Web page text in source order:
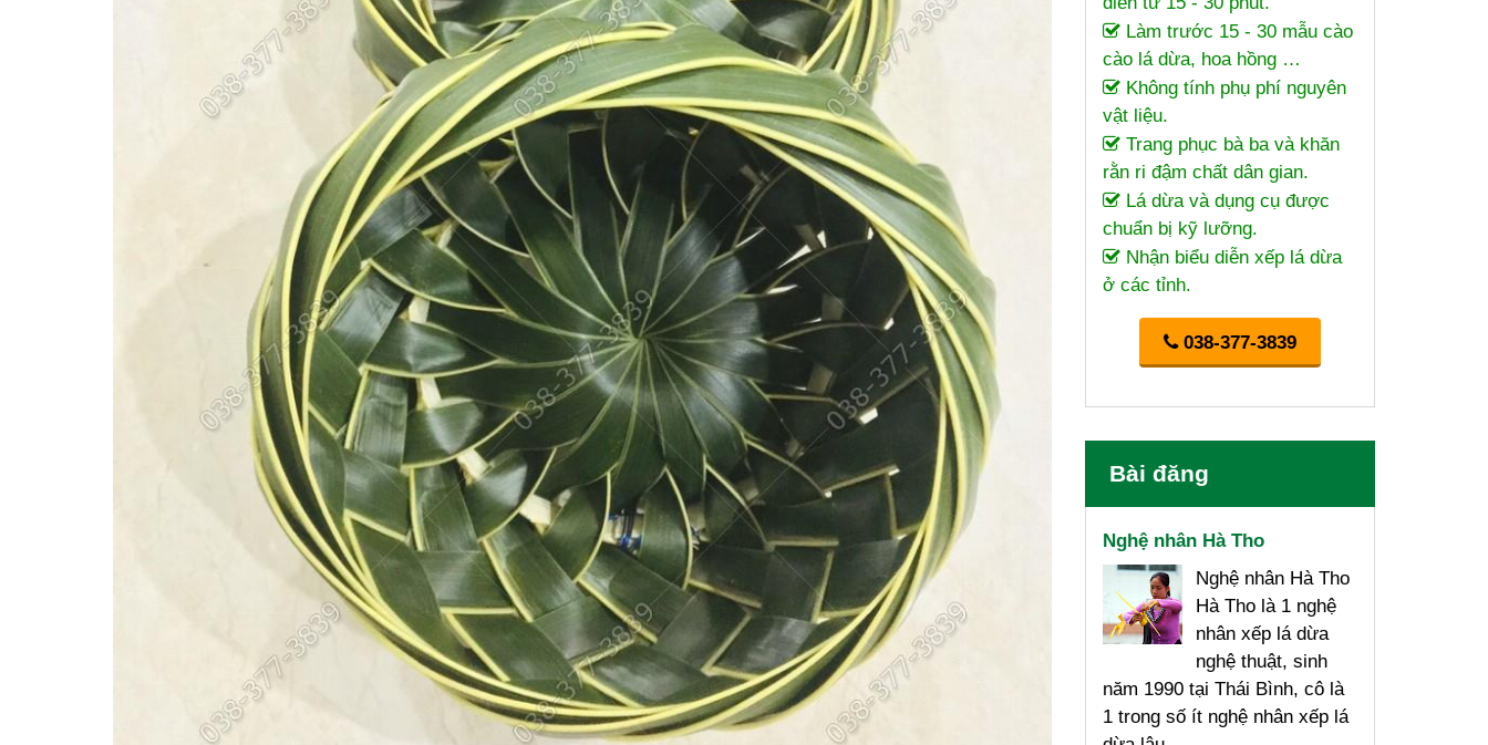
Làm trước 15 - 30 mẫu cào
cào lá dừa, hoa hồng …
Không tính phụ phí nguyên
vật liệu.
Trang phục bà ba và khăn
rằn ri đậm chất dân gian.
Lá dừa và dụng cụ được
chuẩn bị kỹ lưỡng.
Nhận biểu diễn xếp lá dừa
ở các tỉnh.
038-377-3839
Bài đăng
Nghệ nhân Hà Tho
Nghệ nhân Hà Tho
Hà Tho là 1 nghệ
nhân xếp lá dừa
nghệ thuật, sinh
năm 1990 tại Thái Bình, cô là
1 trong số ít nghệ nhân xếp lá